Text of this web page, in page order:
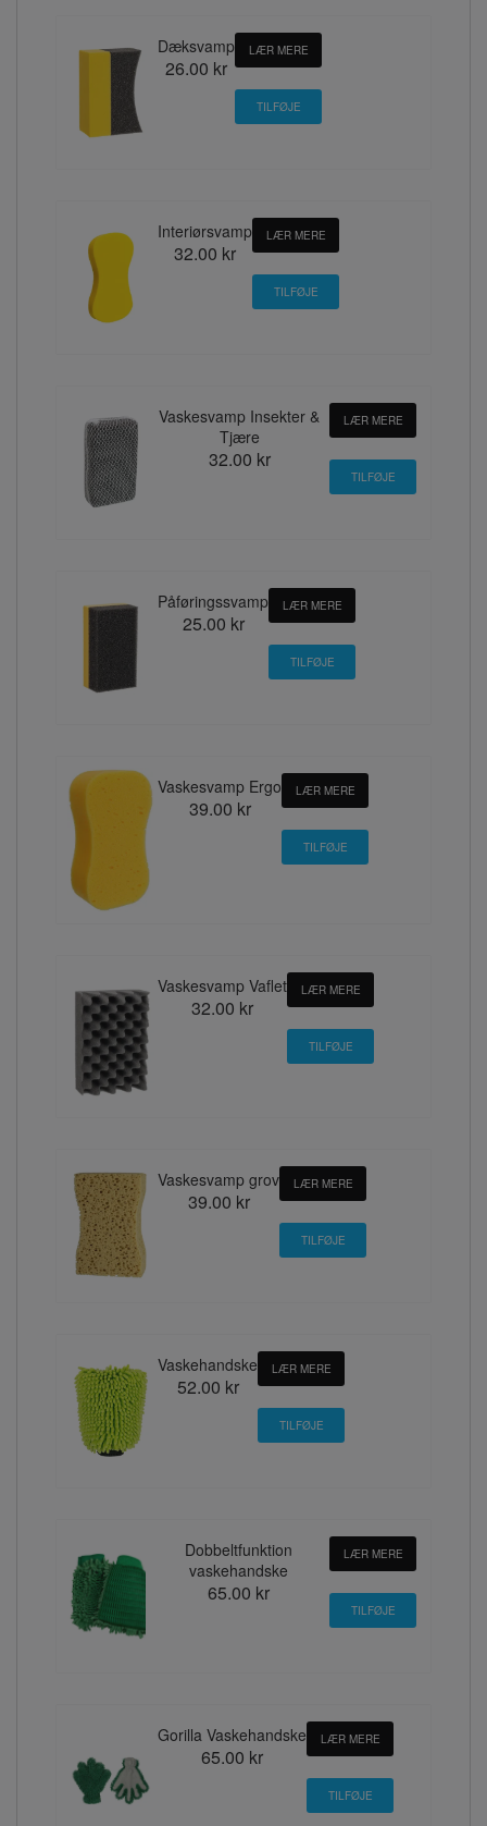
Dæksvamp
26.00 kr
LÆR MERE
Interiørsvamp
32.00 kr
LÆR MERE
Vaskesvamp Insekter &
Tjære
32.00 kr
LÆR MERE
Påføringssvamp
25.00 kr
LÆR MERE
Vaskesvamp Ergo
39.00 kr
LÆR MERE
Vaskesvamp Vaflet
32.00 kr
LÆR MERE
Vaskesvamp grov
39.00 kr
LÆR MERE
Vaskehandske
52.00 kr
LÆR MERE
Dobbeltfunktion
vaskehandske
65.00 kr
LÆR MERE
Gorilla Vaskehandske
65.00 kr
LÆR MERE